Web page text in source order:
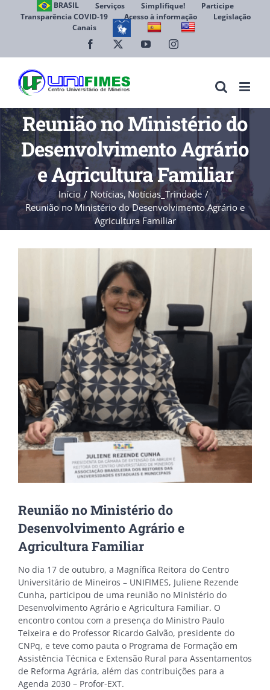
BRASIL Serviços Simplifique!
Participe
Transparência COVID-19
Acesso à informação
Legislação
Canais
Facebook YouTubeInstagram
Reunião no Ministério do
Desenvolvimento Agrário
e Agricultura Familiar
Início Notícias Notícias_Trindade
Reunião no Ministério do Desenvolvimento Agrário e
Agricultura Familiar
Reunião no Ministério do
Desenvolvimento Agrário e
Agricultura Familiar
No dia 17 de outubro, a Magnífica Reitora do Centro
Universitário de Mineiros – UNIFIMES, Juliene Rezende
Cunha, participou de uma reunião no Ministério do
Desenvolvimento Agrário e Agricultura Familiar. O
encontro contou com a presença do Ministro Paulo
Teixeira e do Professor Ricardo Galvão, presidente do
CNPq, e teve como pauta o Programa de Formação em
Assistência Técnica e Extensão Rural para Assentamentos
de Reforma Agrária, além das contribuições para a
Agenda 2030 – Profor-EXT.